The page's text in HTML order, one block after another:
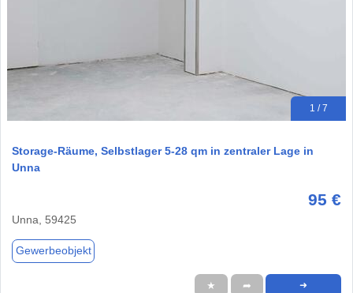
1 / 7
Storage-Räume, Selbstlager 5-28 qm in zentraler Lage in
Unna
95 €
Unna, 59425
Gewerbeobjekt
★ ➦ ➜